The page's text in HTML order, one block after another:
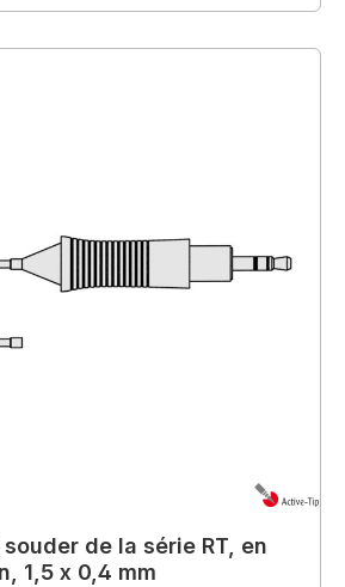
de la série RT, en
1,5 x 0,4 mm